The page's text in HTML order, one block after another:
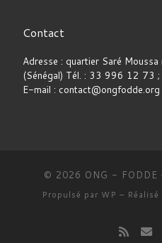
Contact
Adresse : quartier Saré Moussa
(Sénégal) Tél. : 33 996 12 73
E-mail :
© 2026 ONG - FODDE
Propulsé par WP – Réalisé